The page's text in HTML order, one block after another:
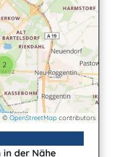
2
© OpenStreetMap contributors
in der Nähe